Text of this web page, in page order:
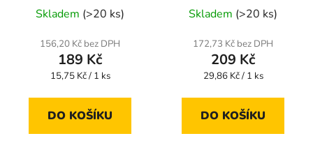
Skladem (>20 ks)
156,20 Kč bez DPH
189 Kč
Měrná
15,75 Kč / 1 ks
DO KOŠÍKU
Skladem (>20 ks)
172,73 Kč bez DPH
209 Kč
Měrná
29,86 Kč / 1 ks
DO KOŠÍKU